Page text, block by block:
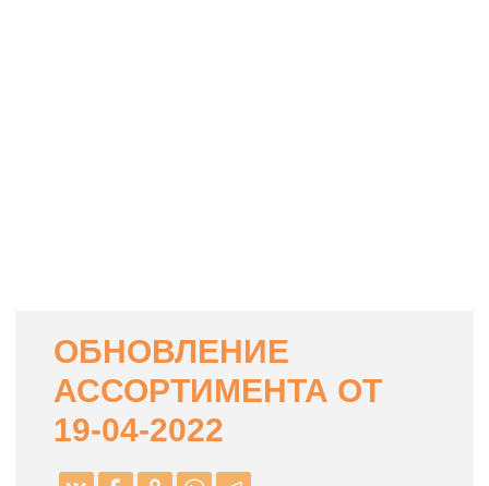
ОБНОВЛЕНИЕ
АССОРТИМЕНТА ОТ
19-04-2022